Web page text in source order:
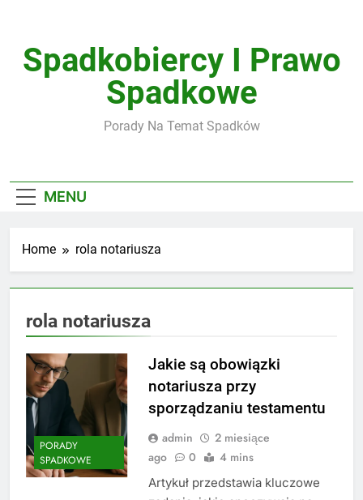
contentSpadkobiercy I Prawo
Spadkowe
Porady Na Temat Spadków
MENU
Home rola notariusza
rola notariusza
PORADY
SPADKOWE
Jakie są obowiązki
notariusza przy
sporządzaniu testamentu
admin
2 miesiące
ago
0 4 mins
Artykuł przedstawia kluczowe